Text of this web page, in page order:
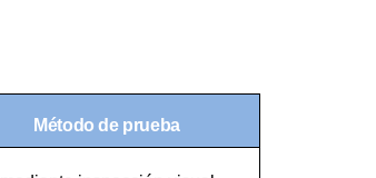
Método de prueba